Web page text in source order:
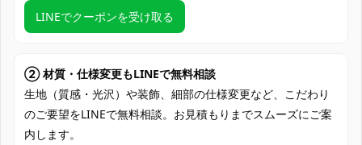
クレジットカード（VISA、Master、JCB、
使用場所
コミケ・大型即売会、アコスタ・コスプレ
イベント、スタジオ撮影・ロケ撮、ハロウ
ィン仮装、舞台鑑賞・応援コス、コスプレ
LINEでクーポンを受け取る
② 材質・仕様変更もLINEで無料相談
生地（質感・光沢）や装飾、細部の仕様変更など、こだわり
のご要望をLINEで無料相談。お見積もりまでスムーズにご案
内します。